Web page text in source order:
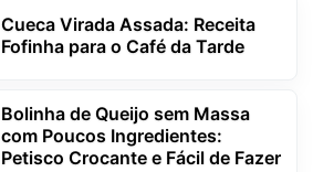
Cueca Virada Assada: Receita
Fofinha para o Café da Tarde
Bolinha de Queijo sem Massa
com Poucos Ingredientes:
Petisco Crocante e Fácil de Fazer